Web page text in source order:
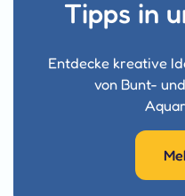
Tipps in
Entdecke kreative
von Bunt-